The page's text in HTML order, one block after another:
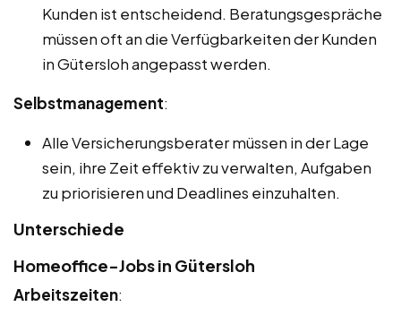
Kunden ist entscheidend. Beratungsgespräche
müssen oft an die Verfügbarkeiten der Kunden
in Gütersloh angepasst werden.
Selbstmanagement:
Alle Versicherungsberater müssen in der Lage
sein, ihre Zeit effektiv zu verwalten, Aufgaben
zu priorisieren und Deadlines einzuhalten.
Unterschiede
Homeoffice-Jobs in Gütersloh
Arbeitszeiten: